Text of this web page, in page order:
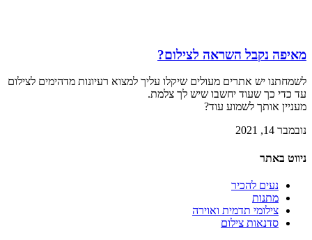
מאיפה נקבל השראה לצילום?
לשמחתנו יש אתרים מעולים שיקלו עליך למצוא רעיונות מדהימים לצילום
עד כדי כך שעוד יחשבו שיש לך צלמת.
מעניין אותך לשמוע עוד?
נובמבר 14, 2021
ניווט באתר
נעים להכיר
מתנות
צילומי תדמית ואוירה
סדנאות צילום